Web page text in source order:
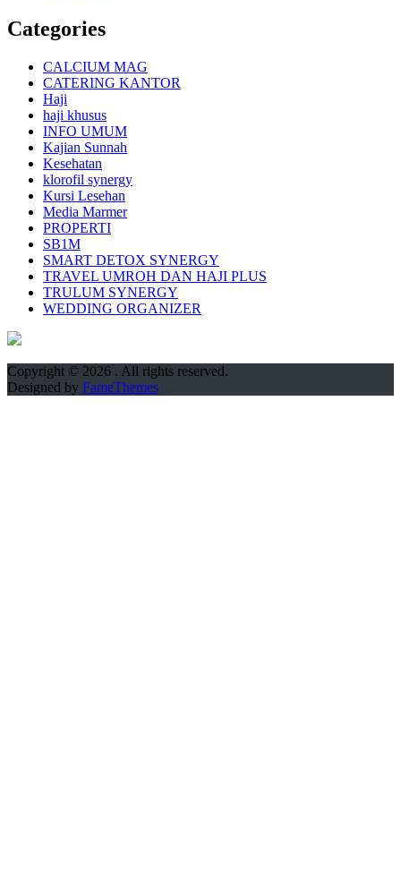
Categories
CALCIUM MAG
CATERING KANTOR
Haji
haji khusus
INFO UMUM
Kajian Sunnah
Kesehatan
klorofil synergy
Kursi Lesehan
Media Marmer
PROPERTI
SB1M
SMART DETOX SYNERGY
TRAVEL UMROH DAN HAJI PLUS
TRULUM SYNERGY
WEDDING ORGANIZER
Copyright © 2026 . All rights reserved.
Designed by FameThemes